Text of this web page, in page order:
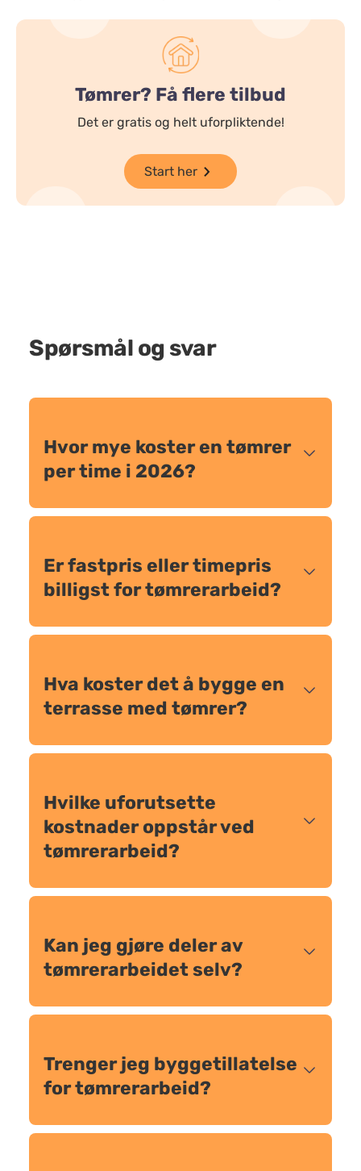
Tømrer? Få flere tilbud
Det er gratis og helt uforpliktende!
Start her
Spørsmål og svar
Hvor mye koster en tømrer
per time i 2026?
Er fastpris eller timepris
billigst for tømrerarbeid?
Hva koster det å bygge en
terrasse med tømrer?
Hvilke uforutsette
kostnader oppstår ved
tømrerarbeid?
Kan jeg gjøre deler av
tømrerarbeidet selv?
Trenger jeg byggetillatelse
for tømrerarbeid?